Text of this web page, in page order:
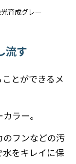
育成グレー
流す
とができるメ
ラー。
のフンなどの汚
をキレイに保